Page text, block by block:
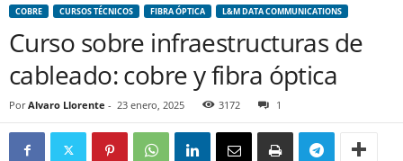
COBRE CURSOS TÉCNICOS FIBRA ÓPTICA L&M DATA COMMUNICATIONS
Curso sobre infraestructuras de
cableado: cobre y fibra óptica
Por Alvaro Llorente - 23 enero, 2025 3172 1